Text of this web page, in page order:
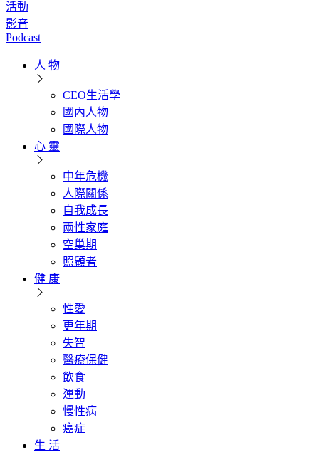
活動
影音
Podcast
人 物
CEO生活學
國內人物
國際人物
心 靈
中年危機
人際關係
自我成長
兩性家庭
空巢期
照顧者
健 康
性愛
更年期
失智
醫療保健
飲食
運動
慢性病
癌症
生 活